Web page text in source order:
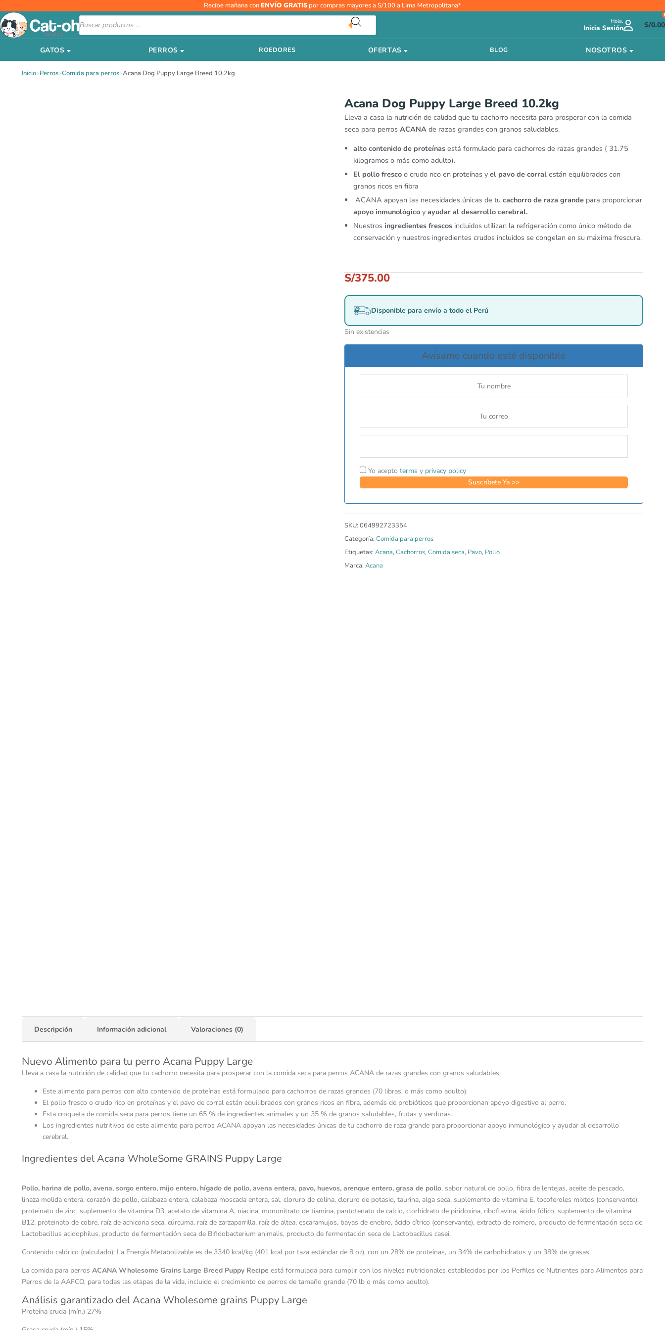
al
contenido
Recibe mañana conENVÍO GRATIS por compras mayores a S/100 a Lima Metropolitana*
Búsqueda
de
productos
Hola,
Inicia Sesión S/0.00
GATOS PERROS ROEDORES OFERTAS BLOG NOSOTROS
Inicio›Perros›Comida para perros›Acana Dog Puppy Large Breed 10.2kg
Acana Dog Puppy Large Breed 10.2kg
Lleva a casa la nutrición de calidad que tu cachorro necesita para prosperar con la comida
seca para perros ACANA de razas grandes con granos saludables.
alto contenido de proteínas está formulado para cachorros de razas grandes ( 31.75
kilogramos o más como adulto).
El pollo fresco o crudo rico en proteínas y el pavo de corral están equilibrados con
granos ricos en fibra
ACANA apoyan las necesidades únicas de tu cachorro de raza grande para proporcionar
apoyo inmunológico y ayudar al desarrollo cerebral.
Nuestros ingredientes frescos incluidos utilizan la refrigeración como único método de
conservación y nuestros ingredientes crudos incluidos se congelan en su máxima frescura.
S/375.00
Disponible para envío a todo el Perú
Sin existencias
Avísame cuando esté disponible
Yo acepto terms y privacy policy
SKU: 064992723354
Categoría: Comida para perros
Etiquetas: Acana,Cachorros,Comida seca, Pavo, Pollo
Marca: Acana
Descripción Información adicional Valoraciones (0)
Nuevo Alimento para tu perro Acana Puppy Large
Lleva a casa la nutrición de calidad que tu cachorro necesita para prosperar con la comida seca para perros ACANA de razas grandes con granos saludables
Este alimento para perros con alto contenido de proteínas está formulado para cachorros de razas grandes (70 libras. o más como adulto).
El pollo fresco o crudo rico en proteínas y el pavo de corral están equilibrados con granos ricos en fibra, además de probióticos que proporcionan apoyo digestivo al perro.
Esta croqueta de comida seca para perros tiene un 65 % de ingredientes animales y un 35 % de granos saludables, frutas y verduras.
Los ingredientes nutritivos de este alimento para perros ACANA apoyan las necesidades únicas de tu cachorro de raza grande para proporcionar apoyo inmunológico y ayudar al desarrollo
cerebral.
Ingredientes del Acana WholeSome GRAINS Puppy Large
Pollo, harina de pollo, avena, sorgo entero, mijo entero, hígado de pollo, avena entera, pavo, huevos, arenque entero, grasa de pollo, sabor natural de pollo, fibra de lentejas, aceite de pescado,
linaza molida entera, corazón de pollo, calabaza entera, calabaza moscada entera, sal, cloruro de colina, cloruro de potasio, taurina, alga seca, suplemento de vitamina E, tocoferoles mixtos (conservante),
proteinato de zinc, suplemento de vitamina D3, acetato de vitamina A, niacina, mononitrato de tiamina, pantotenato de calcio, clorhidrato de piridoxina, riboflavina, ácido fólico, suplemento de vitamina
B12, proteinato de cobre, raíz de achicoria seca, cúrcuma, raíz de zarzaparrilla, raíz de altea, escaramujos, bayas de enebro, ácido cítrico (conservante), extracto de romero, producto de fermentación seca de
Lactobacillus acidophilus, producto de fermentación seca de Bifidobacterium animalis, producto de fermentación seca de Lactobacillus casei.
Contenido calórico (calculado): La Energía Metabolizable es de 3340 kcal/kg (401 kcal por taza estándar de 8 oz), con un 28% de proteínas, un 34% de carbohidratos y un 38% de grasas.
La comida para perros ACANA Wholesome Grains Large Breed Puppy Recipe está formulada para cumplir con los niveles nutricionales establecidos por los Perfiles de Nutrientes para Alimentos para
Perros de la AAFCO, para todas las etapas de la vida, incluido el crecimiento de perros de tamaño grande (70 lb o más como adulto).
Análisis garantizado del Acana Wholesome grains Puppy Large
Proteína cruda (mín.) 27%